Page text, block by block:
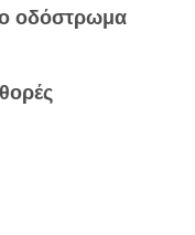
οδόστρωμα